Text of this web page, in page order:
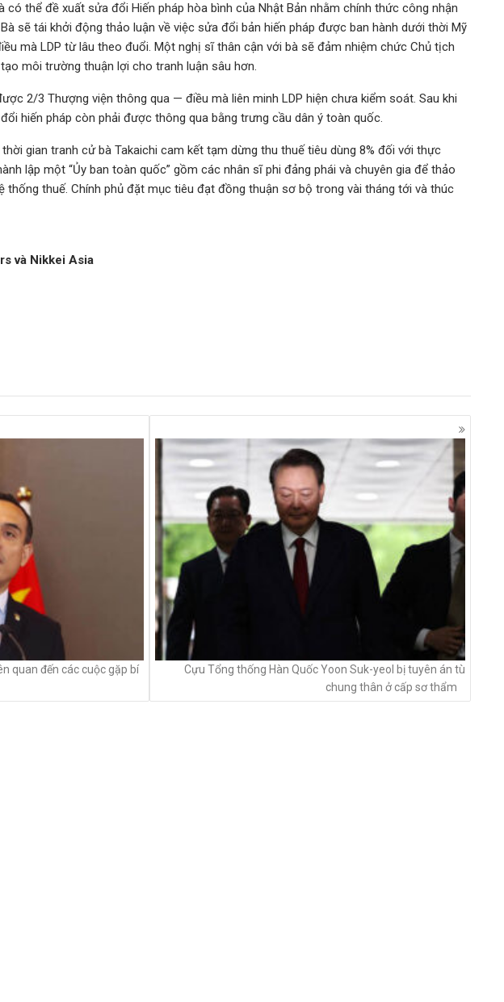
có thể đề xuất sửa đổi Hiến pháp hòa bình của Nhật Bản nhằm chính thức công nhận
sẽ tái khởi động thảo luận về việc sửa đổi bản hiến pháp được ban hành dưới thời Mỹ
mà LDP từ lâu theo đuổi. Một nghị sĩ thân cận với bà sẽ đảm nhiệm chức Chủ tịch
môi trường thuận lợi cho tranh luận sâu hơn.
2/3 Thượng viện thông qua — điều mà liên minh LDP hiện chưa kiểm soát. Sau khi
hiến pháp còn phải được thông qua bằng trưng cầu dân ý toàn quốc.
gian tranh cử bà Takaichi cam kết tạm dừng thu thuế tiêu dùng 8% đối với thực
lập một “Ủy ban toàn quốc” gồm các nhân sĩ phi đảng phái và chuyên gia để thảo
thống thuế. Chính phủ đặt mục tiêu đạt đồng thuận sơ bộ trong vài tháng tới và thúc
và Nikkei Asia
quan đến các cuộc gặp bí
Cựu Tổng thống Hàn Quốc Yoon Suk-yeol bị tuyên án tù
chung thân ở cấp sơ thẩm